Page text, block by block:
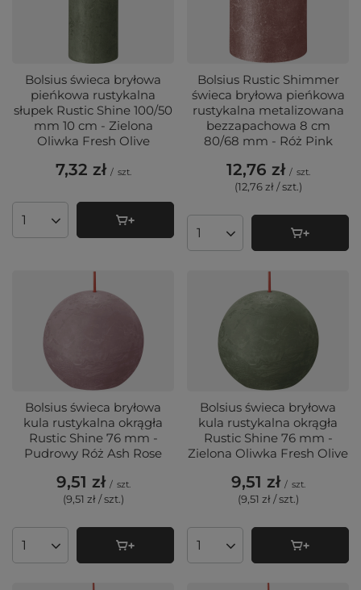
Bolsius świeca bryłowa
pieńkowa rustykalna
słupek Rustic Shine 100/50
mm 10 cm - Zielona
Oliwka Fresh Olive
7,32 zł / szt.
Ilość produktów
Bolsius Rustic Shimmer
świeca bryłowa pieńkowa
rustykalna metalizowana
bezzapachowa 8 cm
80/68 mm - Róż Pink
12,76 zł / szt.
(12,76 zł / szt.)
Ilość produktów
Bolsius świeca bryłowa
kula rustykalna okrągła
Rustic Shine 76 mm -
Pudrowy Róż Ash Rose
9,51 zł / szt.
(9,51 zł / szt.)
Ilość produktów
Bolsius świeca bryłowa
kula rustykalna okrągła
Rustic Shine 76 mm -
Zielona Oliwka Fresh Olive
9,51 zł / szt.
(9,51 zł / szt.)
Ilość produktów